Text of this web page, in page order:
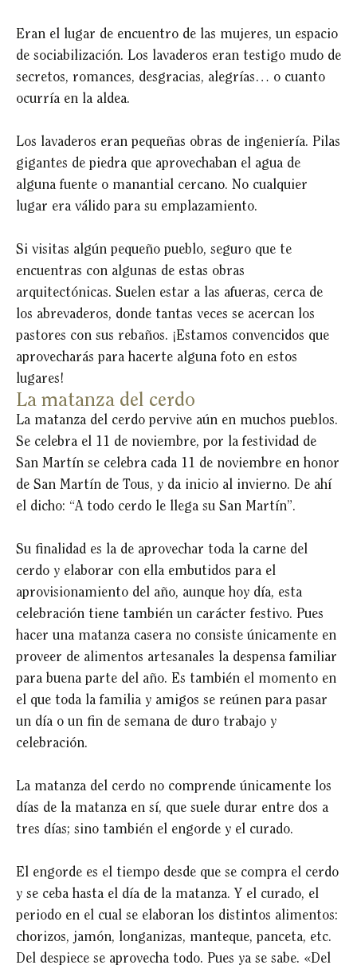
Eran el lugar de encuentro de las mujeres, un espacio
de sociabilización. Los lavaderos eran testigo mudo de
secretos, romances, desgracias, alegrías… o cuanto
ocurría en la aldea.
Los lavaderos eran pequeñas obras de ingeniería. Pilas
gigantes de piedra que aprovechaban el agua de
alguna fuente o manantial cercano. No cualquier
lugar era válido para su emplazamiento.
Si visitas algún pequeño pueblo, seguro que te
encuentras con algunas de estas obras
arquitectónicas. Suelen estar a las afueras, cerca de
los abrevaderos, donde tantas veces se acercan los
pastores con sus rebaños. ¡Estamos convencidos que
aprovecharás para hacerte alguna foto en estos
lugares!
La matanza del cerdo
La matanza del cerdo pervive aún en muchos pueblos.
Se celebra el 11 de noviembre, por la festividad de
San Martín se celebra cada 11 de noviembre en honor
de San Martín de Tous, y da inicio al invierno. De ahí
el dicho: “A todo cerdo le llega su San Martín”.
Su finalidad es la de aprovechar toda la carne del
cerdo y elaborar con ella embutidos para el
aprovisionamiento del año, aunque hoy día, esta
celebración tiene también un carácter festivo. Pues
hacer una matanza casera no consiste únicamente en
proveer de alimentos artesanales la despensa familiar
para buena parte del año. Es también el momento en
el que toda la familia y amigos se reúnen para pasar
un día o un fin de semana de duro trabajo y
celebración.
La matanza del cerdo no comprende únicamente los
días de la matanza en sí, que suele durar entre dos a
tres días; sino también el engorde y el curado.
El engorde es el tiempo desde que se compra el cerdo
y se ceba hasta el día de la matanza. Y el curado, el
periodo en el cual se elaboran los distintos alimentos:
chorizos, jamón, longanizas, manteque, panceta, etc.
Del despiece se aprovecha todo. Pues ya se sabe. «Del